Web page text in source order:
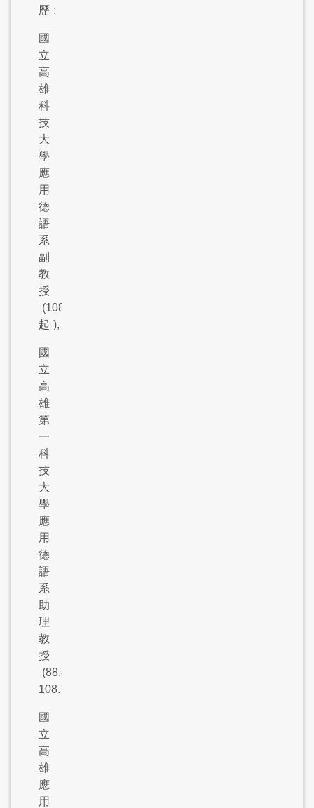
歷 :
國
立
高
雄
科
技
大
學
應
用
德
語
系
副
教
授
(108.8
起 ),
國
立
高
雄
第
一
科
技
大
學
應
用
德
語
系
助
理
教
授
(88.8-
108.7)
國
立
高
雄
應
用